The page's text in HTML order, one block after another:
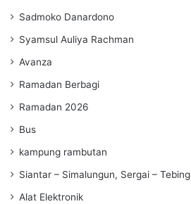
Sadmoko Danardono
Syamsul Auliya Rachman
Avanza
Ramadan Berbagi
Ramadan 2026
Bus
kampung rambutan
Siantar – Simalungun, Sergai – Tebing
Alat Elektronik